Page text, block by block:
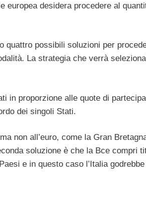
europea desidera procedere al
quattro possibili soluzioni per
La strategia che verrà
in proporzione alle quote di
dei singoli Stati.
non all’euro, come la Gran
soluzione è che la Bce compri
e in questo caso l’Italia